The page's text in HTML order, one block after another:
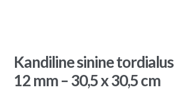
Kandiline sinine
12 mm – 30,5 x 30,5 cm